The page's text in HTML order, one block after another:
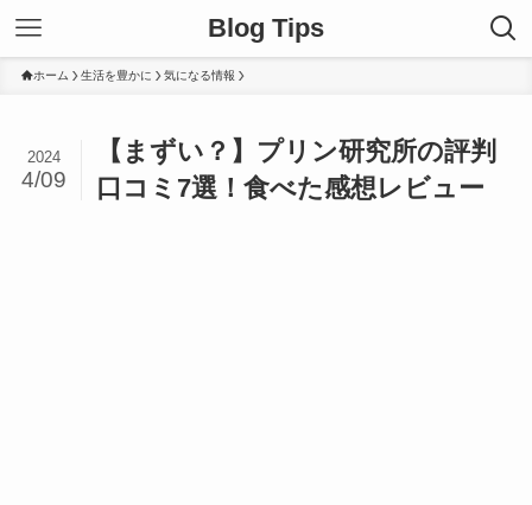
Blog Tips
ホーム 生活を豊かに 気になる情報
【まずい？】プリン研究所の評判
口コミ7選！食べた感想レビュー
2024
4/09